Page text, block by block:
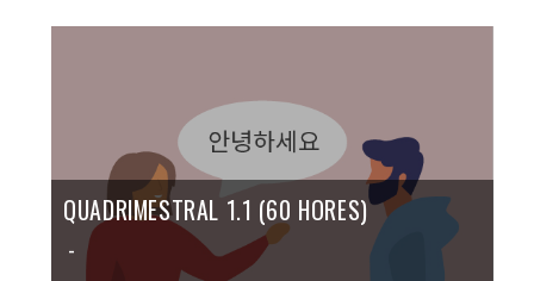
QUADRIMESTRAL 1.1 (60 HORES)
-